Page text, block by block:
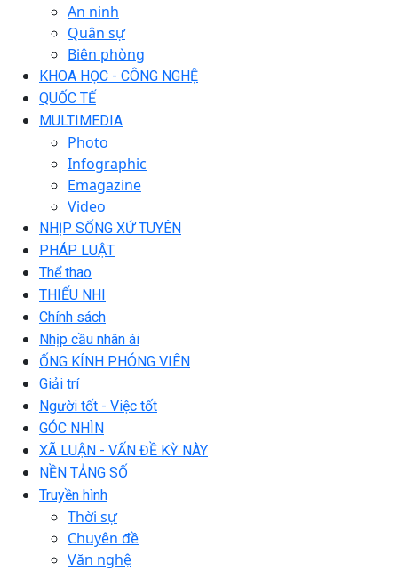
An ninh
Quân sự
Biên phòng
KHOA HỌC - CÔNG NGHỆ
QUỐC TẾ
MULTIMEDIA
Photo
Infographic
Emagazine
Video
NHỊP SỐNG XỨ TUYÊN
PHÁP LUẬT
Thể thao
THIẾU NHI
Chính sách
Nhịp cầu nhân ái
ỐNG KÍNH PHÓNG VIÊN
Giải trí
Người tốt - Việc tốt
GÓC NHÌN
XÃ LUẬN - VẤN ĐỀ KỲ NÀY
NỀN TẢNG SỐ
Truyền hình
Thời sự
Chuyên đề
Văn nghệ